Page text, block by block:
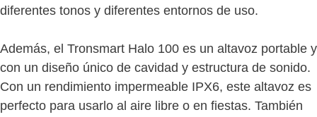
diferentes tonos y diferentes entornos de uso.
Además, el Tronsmart Halo 100 es un altavoz portable y
con un diseño único de cavidad y estructura de sonido.
Con un rendimiento impermeable IPX6, este altavoz es
perfecto para usarlo al aire libre o en fiestas. También